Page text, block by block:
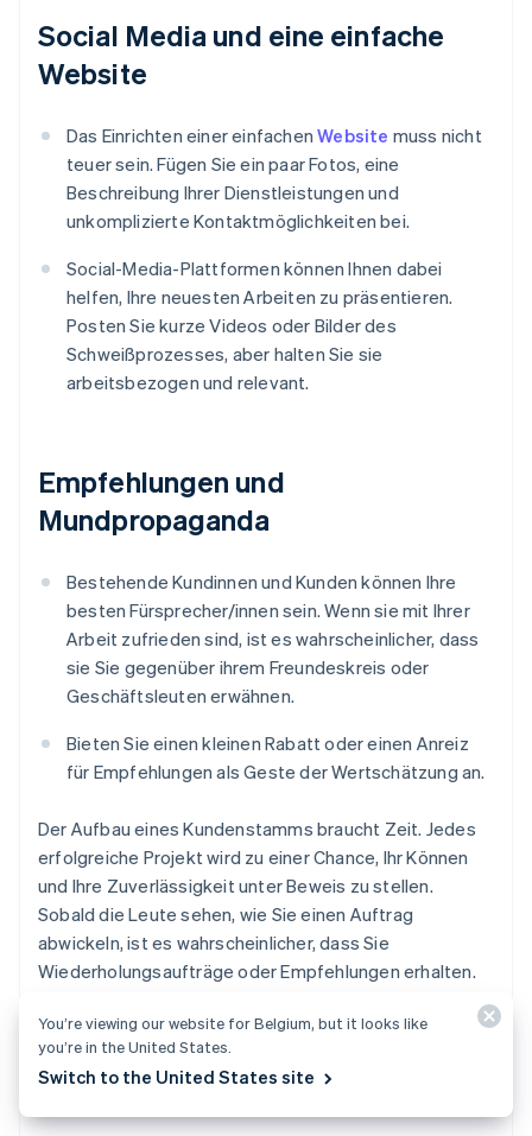
Social Media und eine einfache
Website
Das Einrichten einer einfachenWebsite muss nicht
teuer sein. Fügen Sie ein paar Fotos, eine
Beschreibung Ihrer Dienstleistungen und
unkomplizierte Kontaktmöglichkeiten bei.
Social-Media-Plattformen können Ihnen dabei
helfen, Ihre neuesten Arbeiten zu präsentieren.
Posten Sie kurze Videos oder Bilder des
Schweißprozesses, aber halten Sie sie
arbeitsbezogen und relevant.
Empfehlungen und
Mundpropaganda
Bestehende Kundinnen und Kunden können Ihre
besten Fürsprecher/innen sein. Wenn sie mit Ihrer
Arbeit zufrieden sind, ist es wahrscheinlicher, dass
sie Sie gegenüber ihrem Freundeskreis oder
Geschäftsleuten erwähnen.
Bieten Sie einen kleinen Rabatt oder einen Anreiz
für Empfehlungen als Geste der Wertschätzung an.
Der Aufbau eines Kundenstamms braucht Zeit. Jedes
erfolgreiche Projekt wird zu einer Chance, Ihr Können
und Ihre Zuverlässigkeit unter Beweis zu stellen.
Sobald die Leute sehen, wie Sie einen Auftrag
abwickeln, ist es wahrscheinlicher, dass Sie
Wiederholungsaufträge oder Empfehlungen erhalten.
Vor welchen
You’re viewing our website for Belgium, but it looks like
you’re in the United States.
Switch to the United States site